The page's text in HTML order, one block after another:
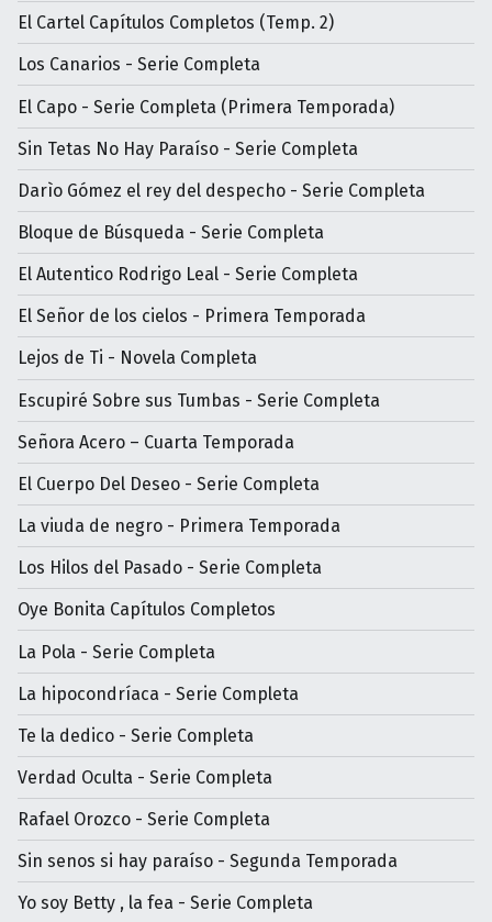
El Cartel Capítulos Completos (Temp. 2)
Los Canarios - Serie Completa
El Capo - Serie Completa (Primera Temporada)
Sin Tetas No Hay Paraíso - Serie Completa
Darìo Gómez el rey del despecho - Serie Completa
Bloque de Búsqueda - Serie Completa
El Autentico Rodrigo Leal - Serie Completa
El Señor de los cielos - Primera Temporada
Lejos de Ti - Novela Completa
Escupiré Sobre sus Tumbas - Serie Completa
Señora Acero – Cuarta Temporada
El Cuerpo Del Deseo - Serie Completa
La viuda de negro - Primera Temporada
Los Hilos del Pasado - Serie Completa
Oye Bonita Capítulos Completos
La Pola - Serie Completa
La hipocondríaca - Serie Completa
Te la dedico - Serie Completa
Verdad Oculta - Serie Completa
Rafael Orozco - Serie Completa
Sin senos si hay paraíso - Segunda Temporada
Yo soy Betty , la fea - Serie Completa